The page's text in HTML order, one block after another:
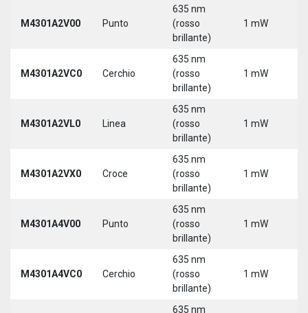
M4301A2V00 Punto
635 nm
(rosso
brillante)
1 mW
M4301A2VC0 Cerchio
635 nm
(rosso
brillante)
1 mW
M4301A2VL0 Linea
635 nm
(rosso
brillante)
1 mW
M4301A2VX0 Croce
635 nm
(rosso
brillante)
1 mW
M4301A4V00 Punto
635 nm
(rosso
brillante)
1 mW
M4301A4VC0 Cerchio
635 nm
(rosso
brillante)
1 mW
635 nm